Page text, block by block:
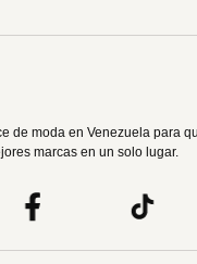
de moda en Venezuela para
marcas en un solo lugar.